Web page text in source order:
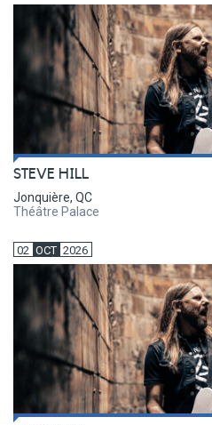
STEVE HILL
Jonquière, QC
Théâtre Palace
02 OCT 2026